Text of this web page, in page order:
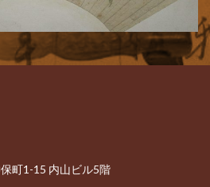
町1-15 内山ビル5階